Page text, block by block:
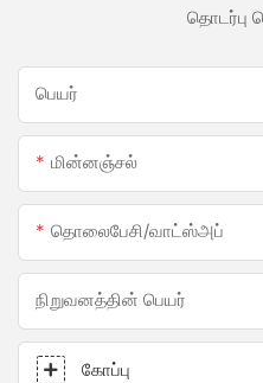
தொடர்பு
பெயர்
மின்னஞ்சல்
தொலைபேசி/வாட்ஸ்அப்
நிறுவனத்தின் பெயர்
கோப்பு